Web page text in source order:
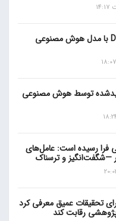
رقابت بایدو با DeepSeek با مدل هوش مصنوعی
توسط هوش مصنوعی
رسیده است: عامل‌های
و ترسناک
تحقیقات عمیق معرفی کرد
پژوهشی رقابت کند